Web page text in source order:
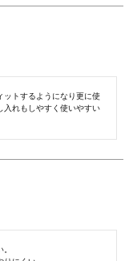
ットするようになり更に使
入れもしやすく使いやすい